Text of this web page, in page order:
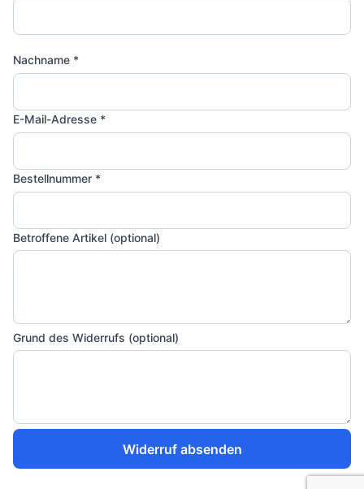
Nachname *
E-Mail-Adresse *
Bestellnummer *
Betroffene Artikel (optional)
Grund des Widerrufs (optional)
Widerruf absenden